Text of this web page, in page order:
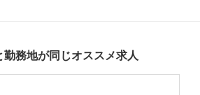
勤務地が同じオススメ求人